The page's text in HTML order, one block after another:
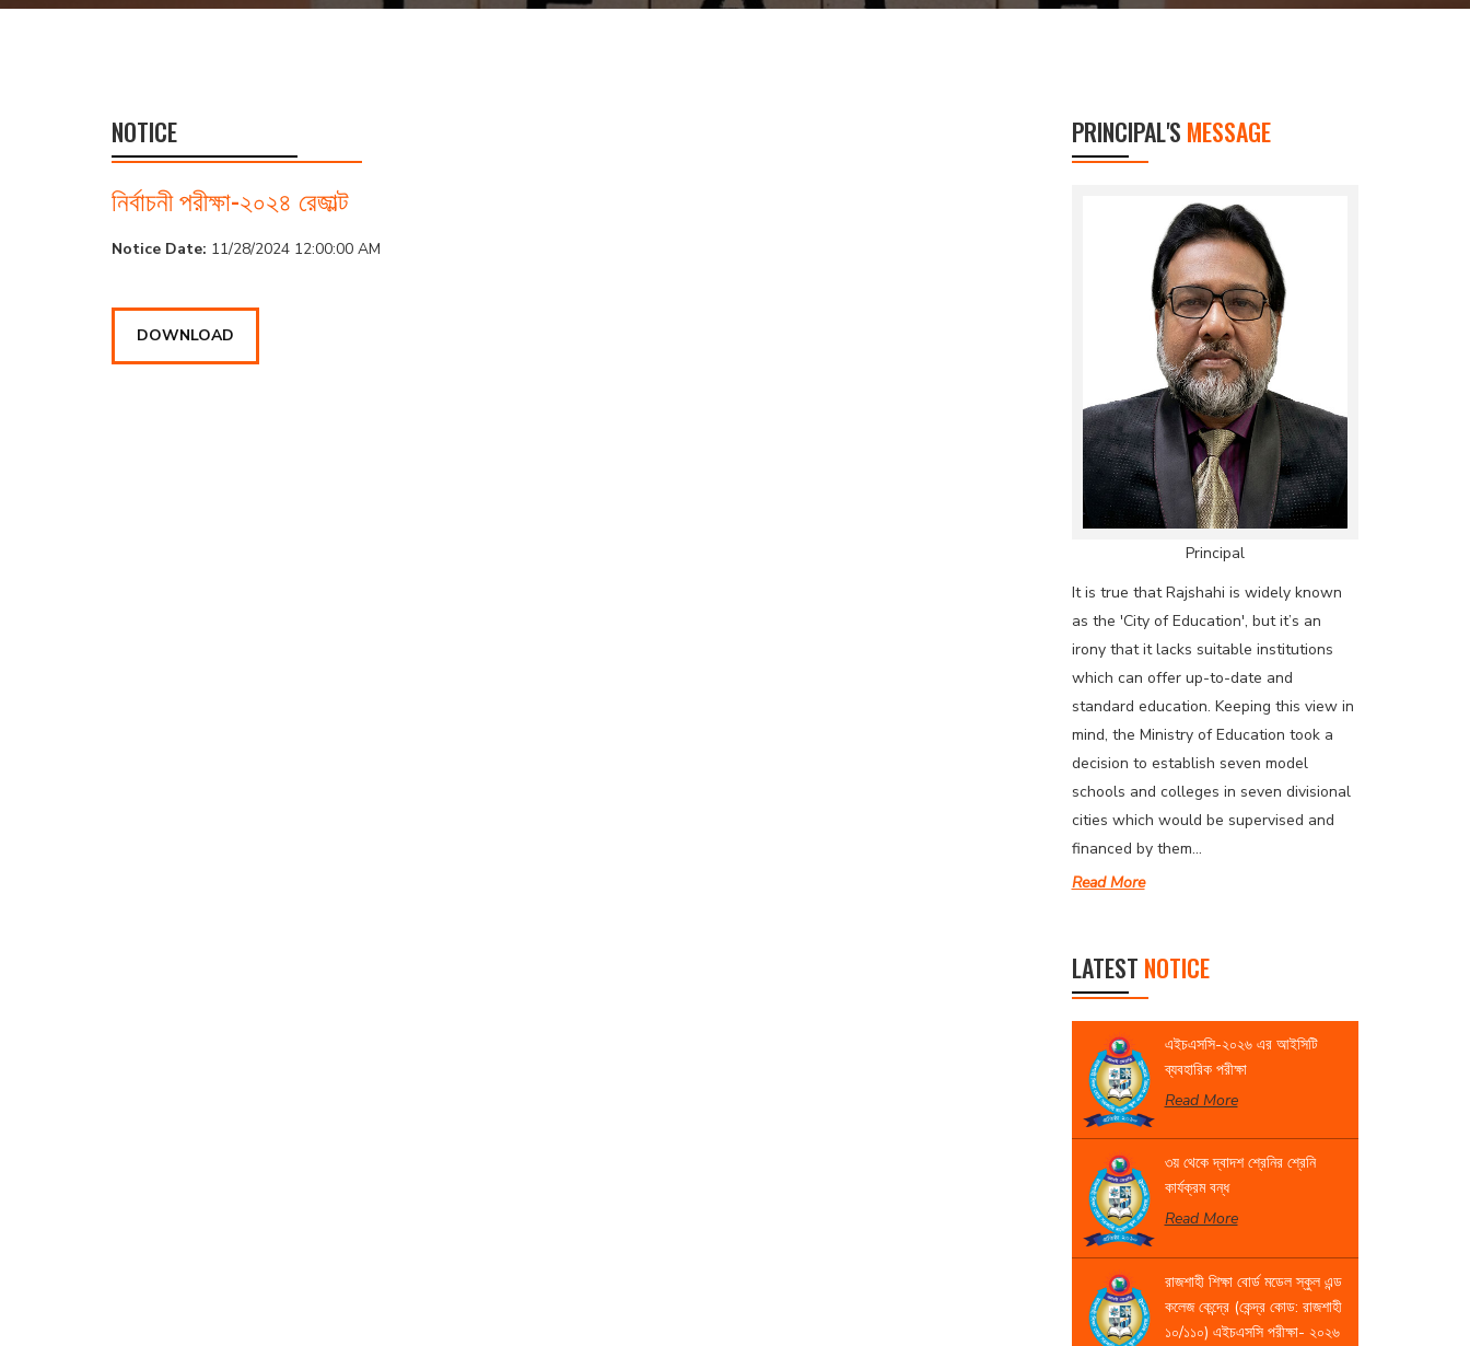
NOTICE
নির্বাচনী পরীক্ষা-২০২৪ রেজাল্ট
Notice Date: 11/28/2024 12:00:00 AM
DOWNLOAD
PRINCIPAL'S MESSAGE
Principal
It is true that Rajshahi is widely known
as the 'City of Education', but it’s an
irony that it lacks suitable institutions
which can offer up-to-date and
standard education. Keeping this view in
mind, the Ministry of Education took a
decision to establish seven model
schools and colleges in seven divisional
cities which would be supervised and
financed by them...
Read More
LATEST NOTICE
এইচএসসি-২০২৬ এর আইসিটি
ব্যবহারিক পরীক্ষা
Read More
৩য় থেকে দ্বাদশ শ্রেনির শ্রেনি
কার্যক্রম বন্ধ
Read More
রাজশাহী শিক্ষা বোর্ড মডেল স্কুল এন্ড
কলেজ কেন্দ্রে (কেন্দ্র কোড: রাজশাহী
১০/১১০) এইচএসসি পরীক্ষা- ২০২৬